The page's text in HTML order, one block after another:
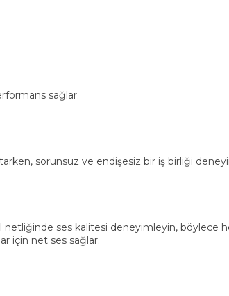
sağlar.
sorunsuz ve endişesiz bir iş birliği
ses kalitesi deneyimleyin, böylece
için net ses sağlar.